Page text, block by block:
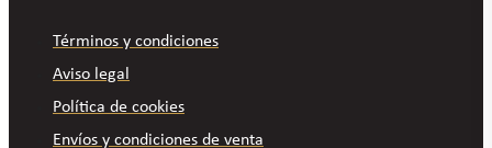
Términos y condiciones
Aviso legal
Política de cookies
Envíos y condiciones de venta